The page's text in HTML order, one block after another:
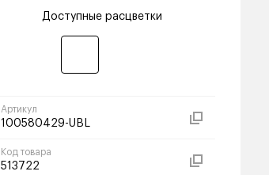
Доступные расцветки
Артикул
100580429-UBL
Код товара
513722